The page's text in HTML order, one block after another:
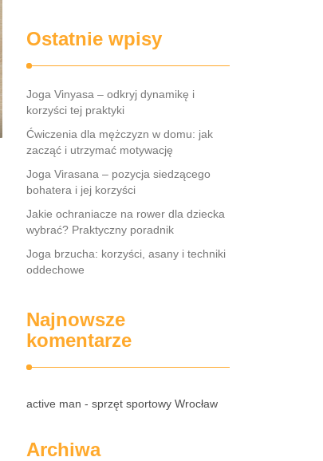
Ostatnie wpisy
Joga Vinyasa – odkryj dynamikę i
korzyści tej praktyki
Ćwiczenia dla mężczyzn w domu: jak
zacząć i utrzymać motywację
Joga Virasana – pozycja siedzącego
bohatera i jej korzyści
Jakie ochraniacze na rower dla dziecka
wybrać? Praktyczny poradnik
Joga brzucha: korzyści, asany i techniki
oddechowe
Najnowsze
komentarze
active man - sprzęt sportowy Wrocław
Archiwa